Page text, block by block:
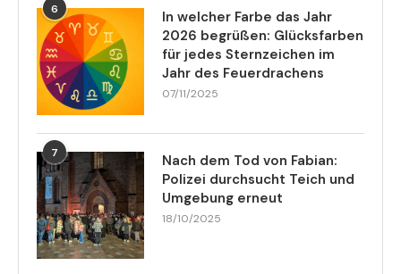
6
In welcher Farbe das Jahr
2026 begrüßen: Glücksfarben
für jedes Sternzeichen im
Jahr des Feuerdrachens
07/11/2025
7
Nach dem Tod von Fabian:
Polizei durchsucht Teich und
Umgebung erneut
18/10/2025